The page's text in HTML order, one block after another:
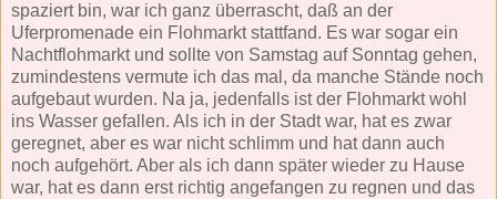
spaziert bin, war ich ganz überrascht, daß an der
Uferpromenade ein Flohmarkt stattfand. Es war sogar ein
Nachtflohmarkt und sollte von Samstag auf Sonntag gehen,
zumindestens vermute ich das mal, da manche Stände noch
aufgebaut wurden. Na ja, jedenfalls ist der Flohmarkt wohl
ins Wasser gefallen. Als ich in der Stadt war, hat es zwar
geregnet, aber es war nicht schlimm und hat dann auch
noch aufgehört. Aber als ich dann später wieder zu Hause
war, hat es dann erst richtig angefangen zu regnen und das